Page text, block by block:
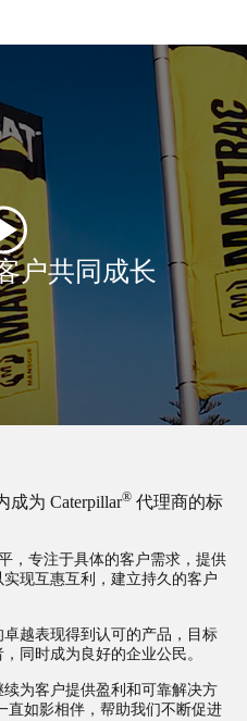
户共同成长
成为 Caterpillar® 代理商的标
，专注于具体的客户需求，提供
现互惠互利，建立持久的客户
越表现得到认可的产品，目标
同时成为良好的企业公民。
为客户提供盈利和可靠解决方
直如影相伴，帮助我们不断促进